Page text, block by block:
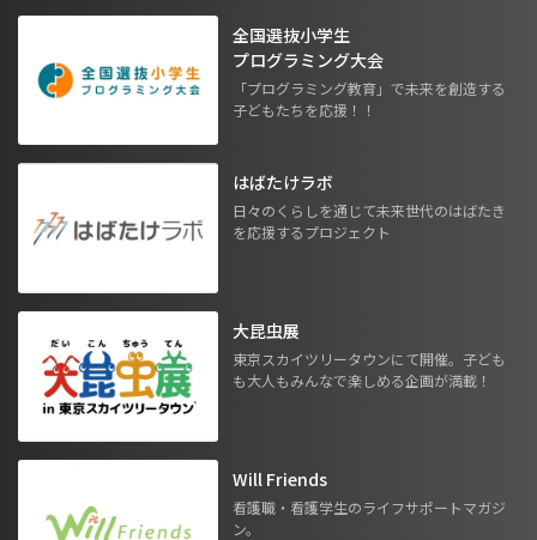
全国選抜小学生
プログラミング大会
「プログラミング教育」で未来を創造する
子どもたちを応援！！
はばたけラボ
日々のくらしを通じて未来世代のはばたき
を応援するプロジェクト
大昆虫展
東京スカイツリータウンにて開催。子ども
も大人もみんなで楽しめる企画が満載！
Will Friends
看護職・看護学生のライフサポートマガジ
ン。